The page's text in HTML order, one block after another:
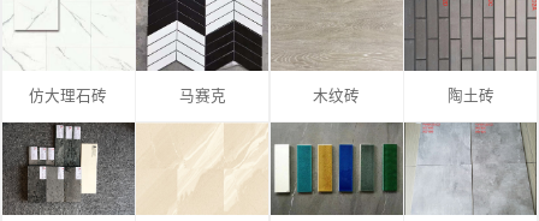
仿大理石砖 马赛克 木纹砖 陶土砖